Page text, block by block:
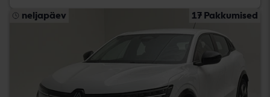
neljapäev 17 Pakkumised